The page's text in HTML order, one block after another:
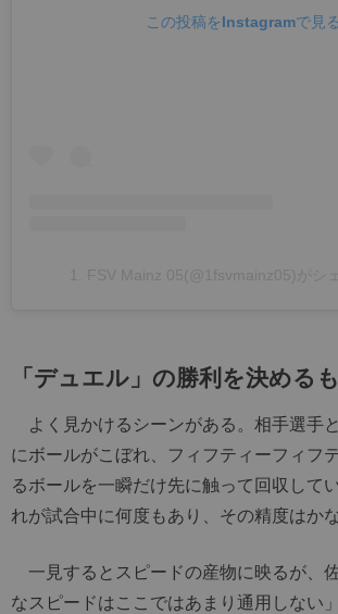
この投稿をInstagramで見る
「デュエル」の勝利を決める
よく見かけるシーンがある。相手選手
にボールがこぼれ、フィフティーフィフ
るボールを一瞬だけ先に触って回収して
れが試合中に何度もあり、その精度はかな
一見するとスピードの産物に映るが、
なスピードはここではあまり通用しない